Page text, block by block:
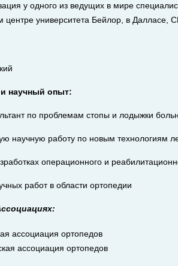
у одного из ведущих в мире
центре университета Бейлор, в Далласе,
научный опыт:
по проблемам стопы и лодыжки
научную работу по новым технологиям
операционного и
работ в области ортопедии
ассоциация ортопедов
ассоциация ортопедов